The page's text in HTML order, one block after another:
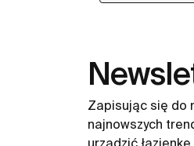
Zapisując się do
najnowszych
urządzić łazienkę.